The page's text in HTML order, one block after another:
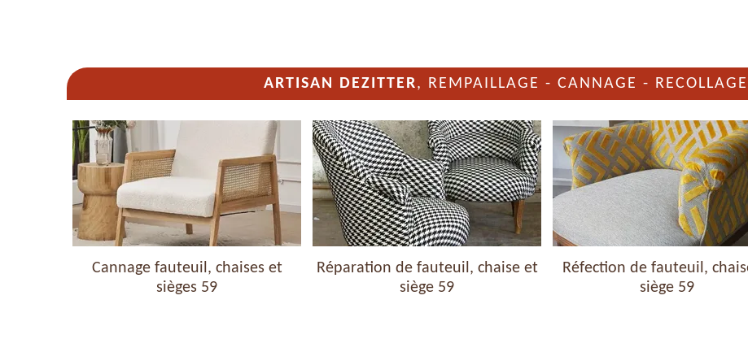
ARTISAN DEZITTER, REMPAILLAGE - CANNAGE -
Cannage fauteuil, chaises et
sièges 59
Réparation de fauteuil, chaise et
siège 59
Réfection de fauteuil,
siège 59